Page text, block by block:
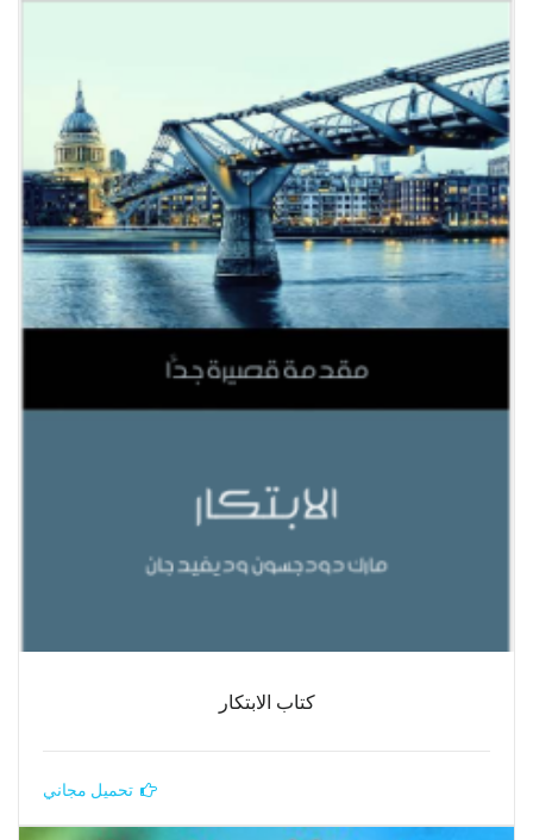
كتاب الابتكار
تحميل مجاني